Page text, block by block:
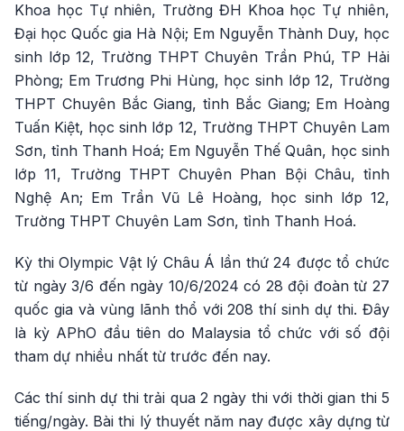
Khoa học Tự nhiên, Trường ĐH Khoa học Tự nhiên,
Đại học Quốc gia Hà Nội; Em Nguyễn Thành Duy, học
sinh lớp 12, Trường THPT Chuyên Trần Phú, TP Hải
Phòng; Em Trương Phi Hùng, học sinh lớp 12, Trường
THPT Chuyên Bắc Giang, tỉnh Bắc Giang; Em Hoàng
Tuấn Kiệt, học sinh lớp 12, Trường THPT Chuyên Lam
Sơn, tỉnh Thanh Hoá; Em Nguyễn Thế Quân, học sinh
lớp 11, Trường THPT Chuyên Phan Bội Châu, tỉnh
Nghệ An; Em Trần Vũ Lê Hoàng, học sinh lớp 12,
Trường THPT Chuyên Lam Sơn, tỉnh Thanh Hoá.
Kỳ thi Olympic Vật lý Châu Á lần thứ 24 được tổ chức
từ ngày 3/6 đến ngày 10/6/2024 có 28 đội đoàn từ 27
quốc gia và vùng lãnh thổ với 208 thí sinh dự thi. Đây
là kỳ APhO đầu tiên do Malaysia tổ chức với số đội
tham dự nhiều nhất từ trước đến nay.
Các thí sinh dự thi trải qua 2 ngày thi với thời gian thi 5
tiếng/ngày. Bài thi lý thuyết năm nay được xây dựng từ